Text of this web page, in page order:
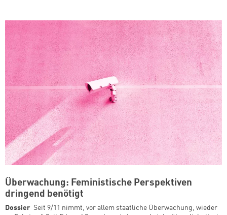
Überwachung: Feministische Perspektiven
dringend benötigt
Dossier Seit 9/11 nimmt, vor allem staatliche Überwachung, wieder